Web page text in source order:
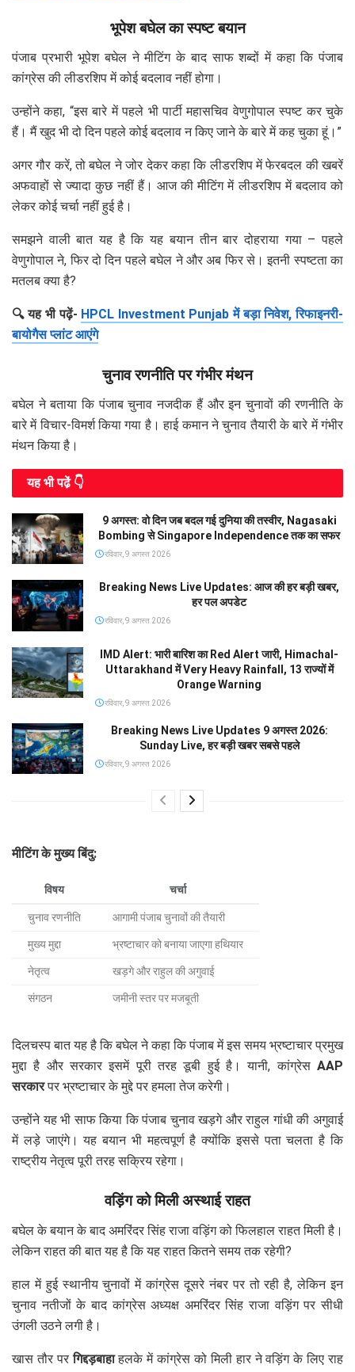
भूपेश बघेल का स्पष्ट बयान
पंजाब प्रभारी भूपेश बघेल ने मीटिंग के बाद साफ शब्दों में कहा कि पंजाब
कांग्रेस की लीडरशिप में कोई बदलाव नहीं होगा।
उन्होंने कहा, “इस बारे में पहले भी पार्टी महासचिव वेणुगोपाल स्पष्ट कर चुके
हैं। मैं खुद भी दो दिन पहले कोई बदलाव न किए जाने के बारे में कह चुका हूं।”
अगर गौर करें, तो बघेल ने जोर देकर कहा कि लीडरशिप में फेरबदल की खबरें
अफवाहों से ज्यादा कुछ नहीं हैं। आज की मीटिंग में लीडरशिप में बदलाव को
लेकर कोई चर्चा नहीं हुई है।
समझने वाली बात यह है कि यह बयान तीन बार दोहराया गया – पहले
वेणुगोपाल ने, फिर दो दिन पहले बघेल ने और अब फिर से। इतनी स्पष्टता का
मतलब क्या है?
🔍 यह भी पढ़ें- HPCL Investment Punjab में बड़ा निवेश, रिफाइनरी-
बायोगैस प्लांट आएंगे
चुनाव रणनीति पर गंभीर मंथन
बघेल ने बताया कि पंजाब चुनाव नजदीक हैं और इन चुनावों की रणनीति के
बारे में विचार-विमर्श किया गया है। हाई कमान ने चुनाव तैयारी के बारे में गंभीर
मंथन किया है।
यह भी पढे़ं 👇
9 अगस्त: वो दिन जब बदल गई दुनिया की तस्वीर, Nagasaki
Bombing से Singapore Independence तक का सफर
रविवार, 9 अगस्त 2026
Breaking News Live Updates: आज की हर बड़ी खबर,
हर पल अपडेट
रविवार, 9 अगस्त 2026
IMD Alert: भारी बारिश का Red Alert जारी, Himachal-
Uttarakhand में Very Heavy Rainfall, 13 राज्यों में
Orange Warning
रविवार, 9 अगस्त 2026
Breaking News Live Updates 9 अगस्त 2026:
Sunday Live, हर बड़ी खबर सबसे पहले
रविवार, 9 अगस्त 2026
मीटिंग के मुख्य बिंदु:
विषय चर्चा
चुनाव रणनीति आगामी पंजाब चुनावों की तैयारी
मुख्य मुद्दा भ्रष्टाचार को बनाया जाएगा हथियार
नेतृत्व खड़गे और राहुल की अगुवाई
संगठन जमीनी स्तर पर मजबूती
दिलचस्प बात यह है कि बघेल ने कहा कि पंजाब में इस समय भ्रष्टाचार प्रमुख
मुद्दा है और सरकार इसमें पूरी तरह डूबी हुई है। यानी, कांग्रेस AAP
सरकारपर भ्रष्टाचार के मुद्दे पर हमला तेज करेगी।
उन्होंने यह भी साफ किया कि पंजाब चुनाव खड़गे और राहुल गांधी की अगुवाई
में लड़े जाएंगे। यह बयान भी महत्वपूर्ण है क्योंकि इससे पता चलता है कि
राष्ट्रीय नेतृत्व पूरी तरह सक्रिय रहेगा।
वड़िंग को मिली अस्थाई राहत
बघेल के बयान के बाद अमरिंदर सिंह राजा वड़िंग को फिलहाल राहत मिली है।
लेकिन राहत की बात यह है कि यह राहत कितने समय तक रहेगी?
हाल में हुई स्थानीय चुनावों में कांग्रेस दूसरे नंबर पर तो रही है, लेकिन इन
चुनाव नतीजों के बाद कांग्रेस अध्यक्ष अमरिंदर सिंह राजा वड़िंग पर सीधी
उंगली उठने लगी है।
खास तौर परगिद्दड़बाहाहलके में कांग्रेस को मिली हार ने वड़िंग के लिए राह